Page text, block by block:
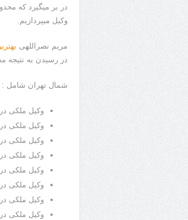
در بر میگیرد که
وکیل میپردازیم.
مریم نصراللهی
در رسیدن به نتیجه
شمال تهران شامل :
وکیل ملکی در
وکیل ملکی
وکیل ملکی در
وکیل ملکی
وکیل ملکی در
وکیل ملکی
وکیل ملکی
وکیل ملکی در